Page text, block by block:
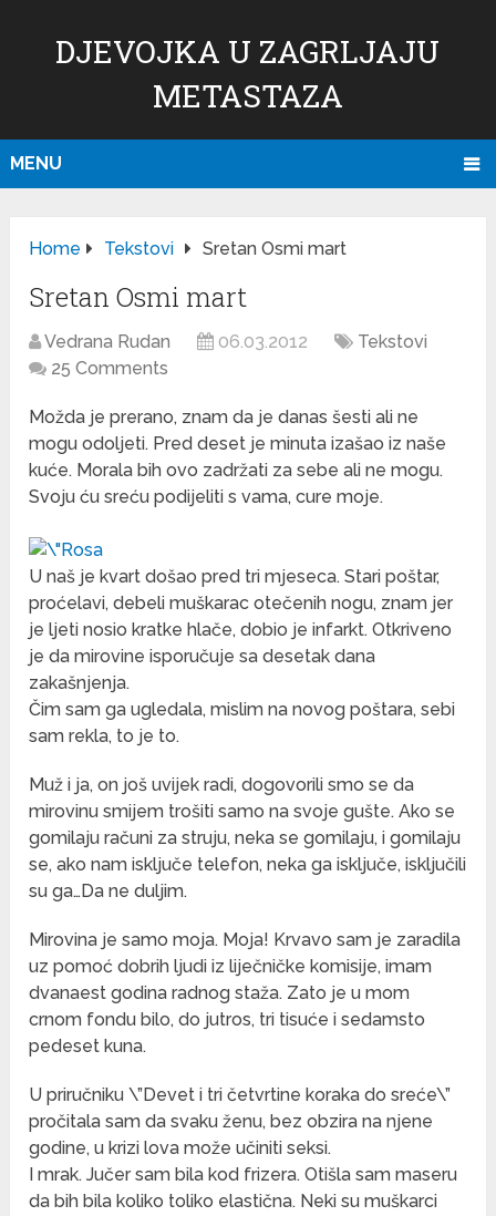
DJEVOJKA U ZAGRLJAJU
METASTAZA
MENU
Home Tekstovi Sretan Osmi mart
Sretan Osmi mart
Vedrana Rudan 06.03.2012
Tekstovi
25 Comments
Možda je prerano, znam da je danas šesti ali ne
mogu odoljeti. Pred deset je minuta izašao iz naše
kuće. Morala bih ovo zadržati za sebe ali ne mogu.
Svoju ću sreću podijeliti s vama, cure moje.
U naš je kvart došao pred tri mjeseca. Stari poštar,
proćelavi, debeli muškarac otečenih nogu, znam jer
je ljeti nosio kratke hlače, dobio je infarkt. Otkriveno
je da mirovine isporučuje sa desetak dana
zakašnjenja.
Čim sam ga ugledala, mislim na novog poštara, sebi
sam rekla, to je to.
Muž i ja, on još uvijek radi, dogovorili smo se da
mirovinu smijem trošiti samo na svoje gušte. Ako se
gomilaju računi za struju, neka se gomilaju, i gomilaju
se, ako nam isključe telefon, neka ga isključe, isključili
su ga…Da ne duljim.
Mirovina je samo moja. Moja! Krvavo sam je zaradila
uz pomoć dobrih ljudi iz liječničke komisije, imam
dvanaest godina radnog staža. Zato je u mom
crnom fondu bilo, do jutros, tri tisuće i sedamsto
pedeset kuna.
U priručniku \”Devet i tri četvrtine koraka do sreće\”
pročitala sam da svaku ženu, bez obzira na njene
godine, u krizi lova može učiniti seksi.
I mrak. Jučer sam bila kod frizera. Otišla sam maseru
da bih bila koliko toliko elastična. Neki su muškarci